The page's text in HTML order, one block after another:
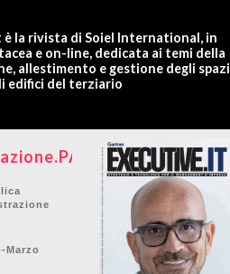
la rivista di Soiel International, in
e on-line, dedicata ai temi della
allestimento e gestione degli spazi
edifici del terziario
Marzo